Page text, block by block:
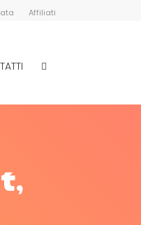
Affiliati